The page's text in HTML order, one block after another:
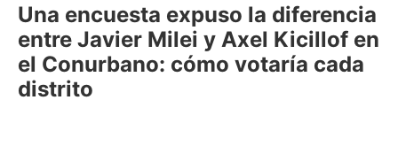
Una encuesta expuso la diferencia
entre Javier Milei y Axel Kicillof en
el Conurbano: cómo votaría cada
distrito